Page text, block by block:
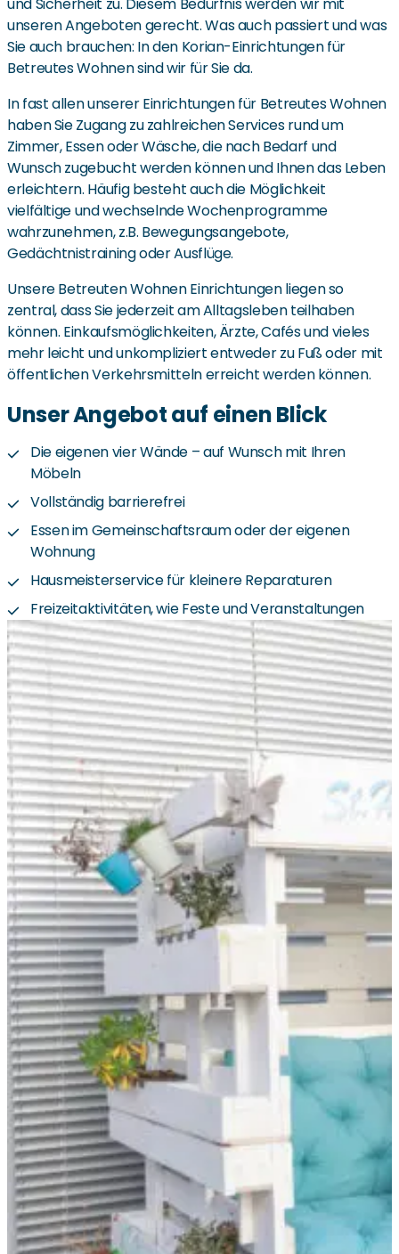
unseren Angeboten gerecht. Was auch passiert und was
Sie auch brauchen: In den Korian-Einrichtungen für
Betreutes Wohnen sind wir für Sie da.
In fast allen unserer Einrichtungen für Betreutes Wohnen
haben Sie Zugang zu zahlreichen Services rund um
Zimmer, Essen oder Wäsche, die nach Bedarf und
Wunsch zugebucht werden können und Ihnen das Leben
erleichtern. Häufig besteht auch die Möglichkeit
vielfältige und wechselnde Wochenprogramme
wahrzunehmen, z.B. Bewegungsangebote,
Gedächtnistraining oder Ausflüge.
Unsere Betreuten Wohnen Einrichtungen liegen so
zentral, dass Sie jederzeit am Alltagsleben teilhaben
können. Einkaufsmöglichkeiten, Ärzte, Cafés und vieles
mehr leicht und unkompliziert entweder zu Fuß oder mit
öffentlichen Verkehrsmitteln erreicht werden können.
Unser Angebot auf einen Blick
Die eigenen vier Wände – auf Wunsch mit Ihren
Möbeln
Vollständig barrierefrei
Essen im Gemeinschaftsraum oder der eigenen
Wohnung
Hausmeisterservice für kleinere Reparaturen
Freizeitaktivitäten, wie Feste und Veranstaltungen